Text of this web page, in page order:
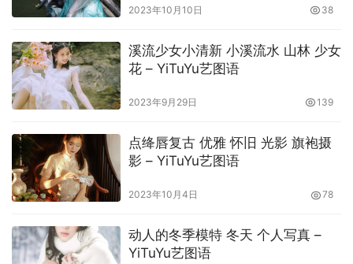
2023年10月10日 38
溪流少女小清新 小溪流水 山林 少女
花 – YiTuYu艺图语
2023年9月29日 139
点绛唇复古 优雅 怀旧 光影 旗袍摄
影 – YiTuYu艺图语
2023年10月4日 78
动人的冬季模特 冬天 个人写真 –
YiTuYu艺图语